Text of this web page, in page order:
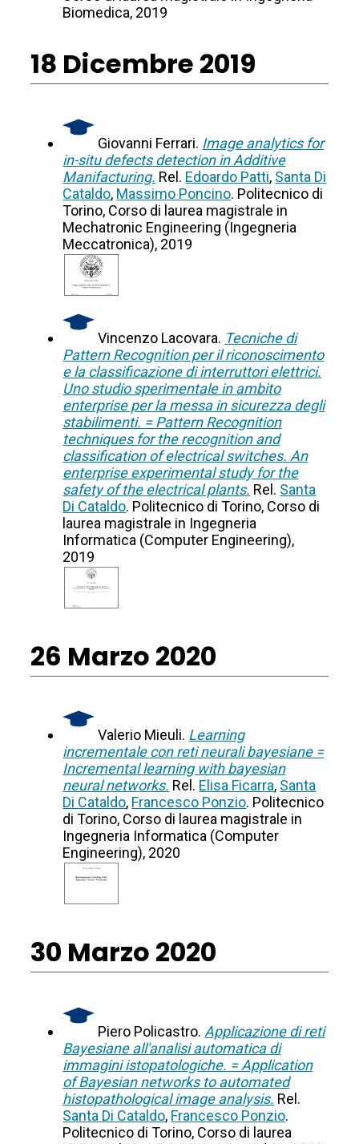
Biomedica, 2019
18 Dicembre 2019
Giovanni Ferrari. Image analytics for
in-situ defects detection in Additive
Manifacturing. Rel. Edoardo Patti, Santa Di
Cataldo, Massimo Poncino. Politecnico di
Torino, Corso di laurea magistrale in
Mechatronic Engineering (Ingegneria
Meccatronica), 2019
Vincenzo Lacovara. Tecniche di
Pattern Recognition per il riconoscimento
e la classificazione di interruttori elettrici.
Uno studio sperimentale in ambito
enterprise per la messa in sicurezza degli
stabilimenti. = Pattern Recognition
techniques for the recognition and
classification of electrical switches. An
enterprise experimental study for the
safety of the electrical plants. Rel. Santa
Di Cataldo. Politecnico di Torino, Corso di
laurea magistrale in Ingegneria
Informatica (Computer Engineering),
2019
26 Marzo 2020
Valerio Mieuli. Learning
incrementale con reti neurali bayesiane =
Incremental learning with bayesian
neural networks. Rel. Elisa Ficarra, Santa
Di Cataldo, Francesco Ponzio. Politecnico
di Torino, Corso di laurea magistrale in
Ingegneria Informatica (Computer
Engineering), 2020
30 Marzo 2020
Piero Policastro.Applicazione di reti
Bayesiane all'analisi automatica di
immagini istopatologiche. = Application
of Bayesian networks to automated
histopathological image analysis. Rel.
Santa Di Cataldo, Francesco Ponzio.
Politecnico di Torino, Corso di laurea